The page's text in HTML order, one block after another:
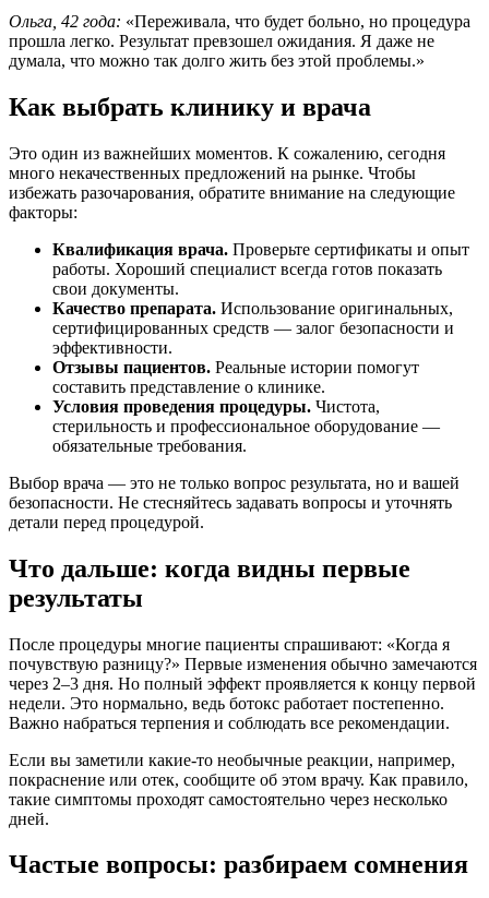
Ольга, 42 года: «Переживала, что будет больно, но процедура
прошла легко. Результат превзошел ожидания. Я даже не
думала, что можно так долго жить без этой проблемы.»
Как выбрать клинику и врача
Это один из важнейших моментов. К сожалению, сегодня
много некачественных предложений на рынке. Чтобы
избежать разочарования, обратите внимание на следующие
факторы:
Квалификация врача. Проверьте сертификаты и опыт
работы. Хороший специалист всегда готов показать
свои документы.
Качество препарата. Использование оригинальных,
сертифицированных средств — залог безопасности и
эффективности.
Отзывы пациентов. Реальные истории помогут
составить представление о клинике.
Условия проведения процедуры. Чистота,
стерильность и профессиональное оборудование —
обязательные требования.
Выбор врача — это не только вопрос результата, но и вашей
безопасности. Не стесняйтесь задавать вопросы и уточнять
детали перед процедурой.
Что дальше: когда видны первые
результаты
После процедуры многие пациенты спрашивают: «Когда я
почувствую разницу?» Первые изменения обычно замечаются
через 2–3 дня. Но полный эффект проявляется к концу первой
недели. Это нормально, ведь ботокс работает постепенно.
Важно набраться терпения и соблюдать все рекомендации.
Если вы заметили какие-то необычные реакции, например,
покраснение или отек, сообщите об этом врачу. Как правило,
такие симптомы проходят самостоятельно через несколько
дней.
Частые вопросы: разбираем сомнения